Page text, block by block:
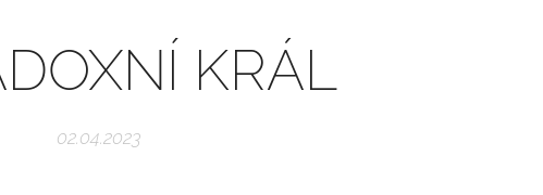
KRÁL
02.04.2023